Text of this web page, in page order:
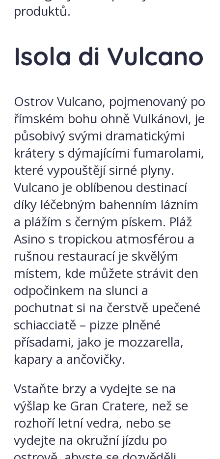
produktů.
Isola di Vulcano
Ostrov Vulcano, pojmenovaný po
římském bohu ohně Vulkánovi, je
působivý svými dramatickými
krátery s dýmajícími fumarolami,
které vypouštějí sirné plyny.
Vulcano je oblíbenou destinací
díky léčebným bahenním lázním
a plážím s černým pískem. Pláž
Asino s tropickou atmosférou a
rušnou restaurací je skvělým
místem, kde můžete strávit den
odpočinkem na slunci a
pochutnat si na čerstvě upečené
schiacciatě – pizze plněné
přísadami, jako je mozzarella,
kapary a ančovičky.
Vstaňte brzy a vydejte se na
výšlap ke Gran Cratere, než se
rozhoří letní vedra, nebo se
vydejte na okružní jízdu po